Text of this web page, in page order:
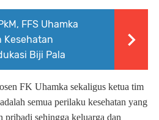
FFS Uhamka
Kesehatan
Biji Pala
FK Uhamka sekaligus ketua tim
semua perilaku kesehatan yang
pribadi sehingga keluarga dan